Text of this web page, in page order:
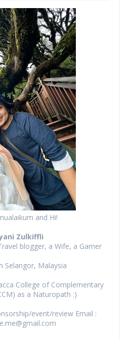
and Hi!
Zulkiffli
blogger, a Wife, a Gamer
Selangor, Malaysia
College of Complementary
as a Naturopath :)
event/review Email :